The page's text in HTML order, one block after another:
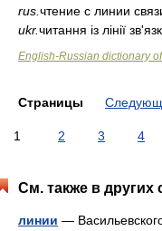
rus. чтение с линии
ukr.читання із лінії
English-Russian dictionary
Страницы
1 2 3 4
См. также в других
линии —